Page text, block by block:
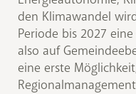
den Klimawandel
Periode bis 2027
also auf
eine erste